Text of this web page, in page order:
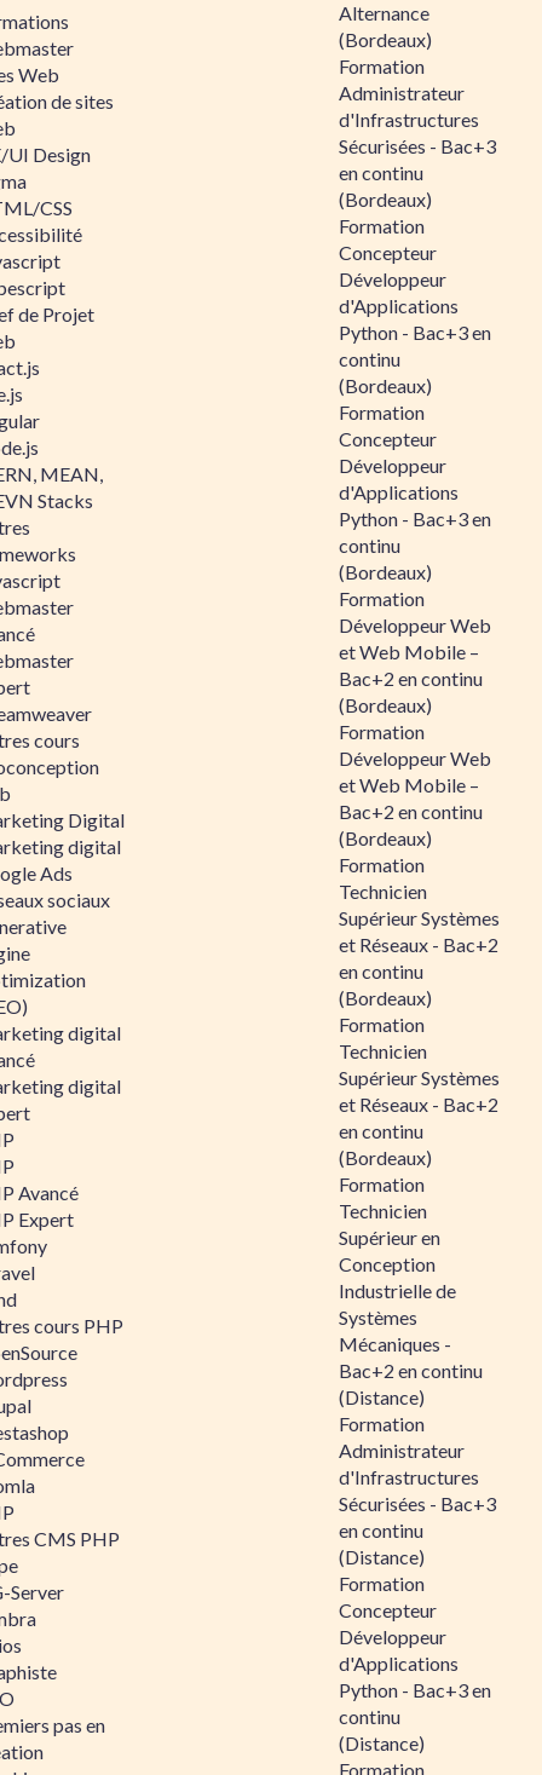
Web
de sites
UI Design
CSS
de Projet
MEAN,
Stacks
cours
Digital
digital
Ads
sociaux
digital
digital
Avancé
Expert
cours PHP
CMS PHP
Server
pas en
Alternance
(Bordeaux)
Formation
Administrateur
d'Infrastructures
Sécurisées - Bac+3
en continu
(Bordeaux)
Formation
Concepteur
Développeur
d'Applications
Python - Bac+3 en
continu
(Bordeaux)
Formation
Concepteur
Développeur
d'Applications
Python - Bac+3 en
continu
(Bordeaux)
Formation
Développeur Web
et Web Mobile –
Bac+2 en continu
(Bordeaux)
Formation
Développeur Web
et Web Mobile –
Bac+2 en continu
(Bordeaux)
Formation
Technicien
Supérieur Systèmes
et Réseaux - Bac+2
en continu
(Bordeaux)
Formation
Technicien
Supérieur Systèmes
et Réseaux - Bac+2
en continu
(Bordeaux)
Formation
Technicien
Supérieur en
Conception
Industrielle de
Systèmes
Mécaniques -
Bac+2 en continu
(Distance)
Formation
Administrateur
d'Infrastructures
Sécurisées - Bac+3
en continu
(Distance)
Formation
Concepteur
Développeur
d'Applications
Python - Bac+3 en
continu
(Distance)
Formation